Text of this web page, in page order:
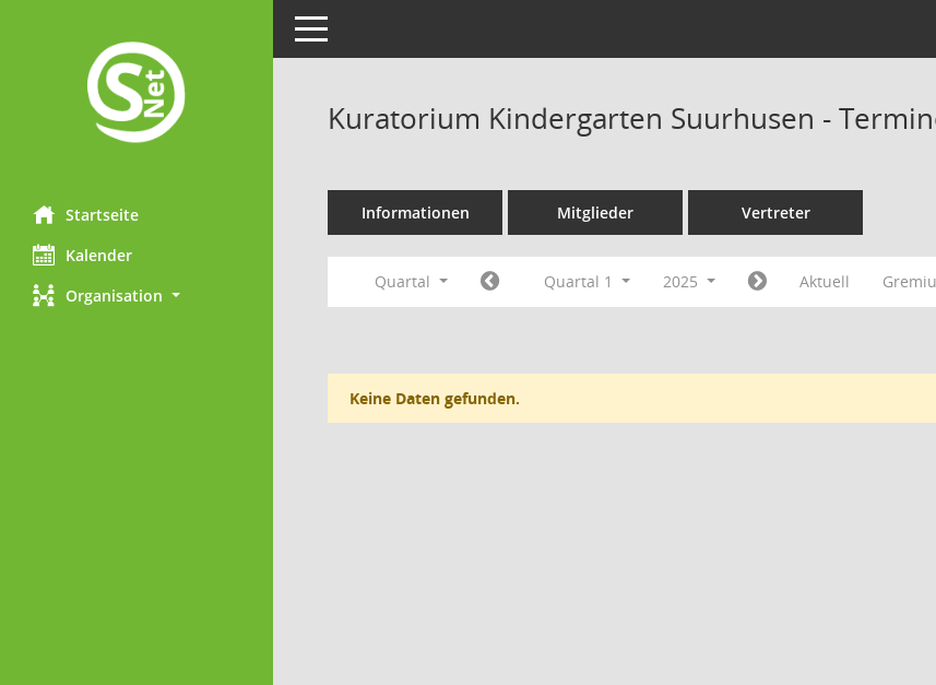
Startseite
Kalender
Organisation
Toggle navigation
Kuratorium Kindergarten Suurhusen -
Informationen Mitglieder Vertreter
Quartal Quartal 1 2025 Aktuell
Keine Daten gefunden.